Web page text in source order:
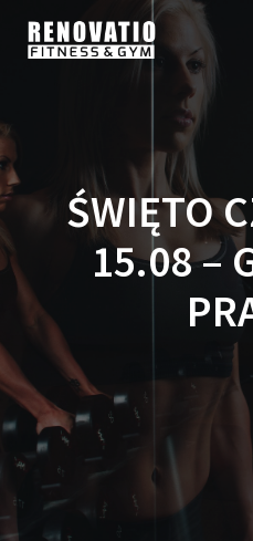
ŚWIĘTO
15.08 –